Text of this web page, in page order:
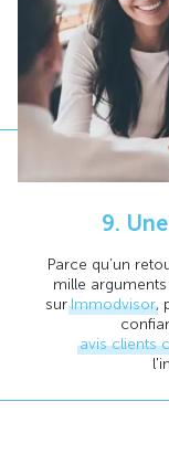
9.
Parce qu’un
mille
surImmodvisor,
avis clients